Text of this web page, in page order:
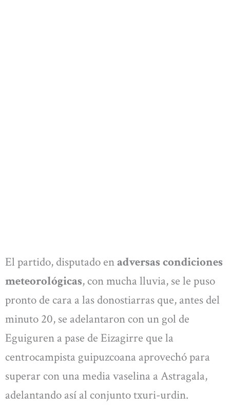
El partido, disputado enadversas condiciones
meteorológicas, con mucha lluvia, se le puso
pronto de cara a las donostiarras que, antes del
minuto 20, se adelantaron con un gol de
Eguiguren a pase de Eizagirre que la
centrocampista guipuzcoana aprovechó para
superar con una media vaselina a Astragala,
adelantando así al conjunto txuri-urdin.